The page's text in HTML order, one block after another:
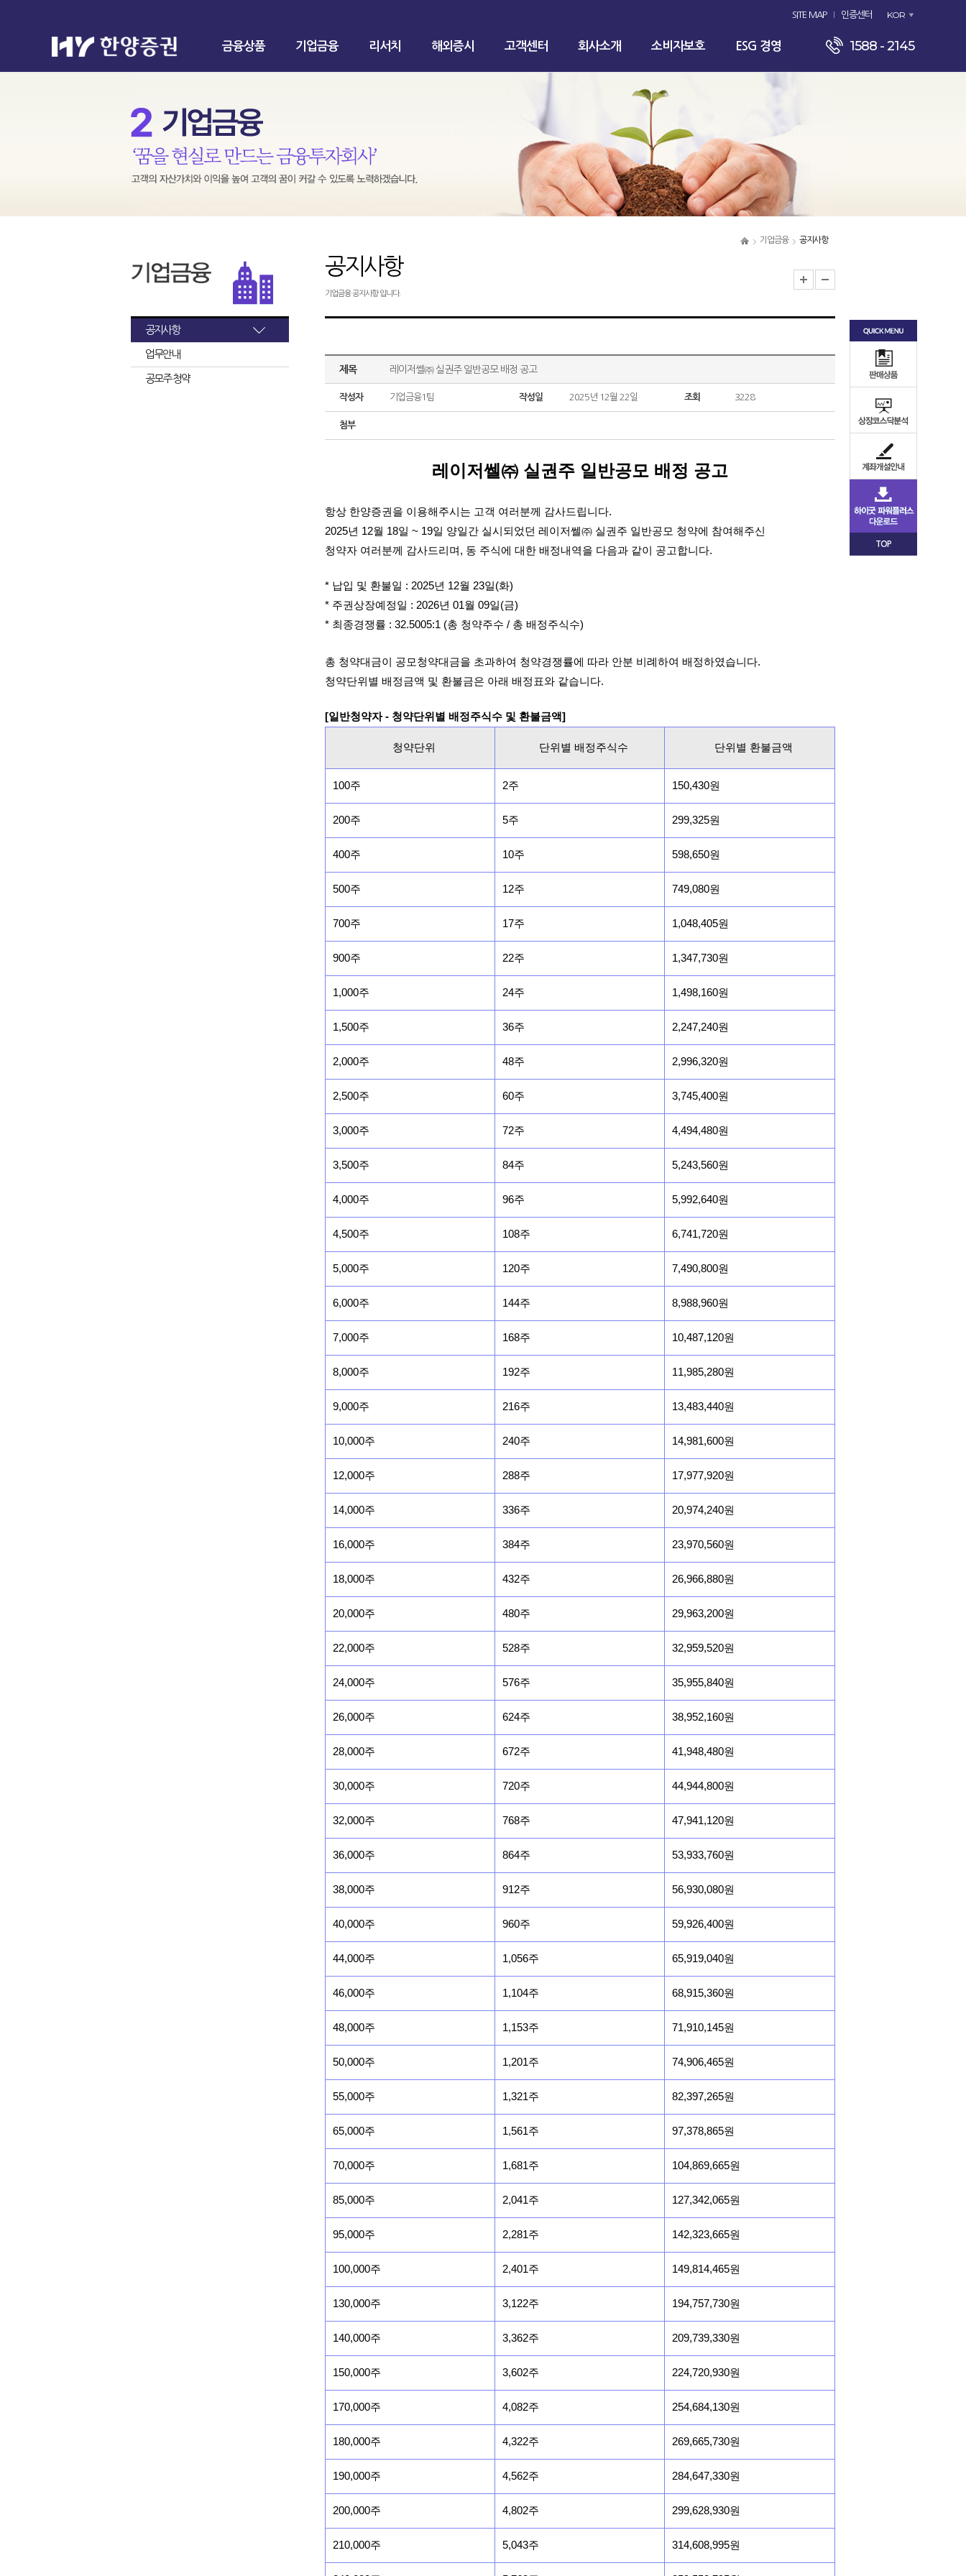
SITE MAP 인증센터 KOR
금융상품 기업금융 리서치 해외증시 고객센터 회사소개 소비자보호 ESG 경영 1588 - 2145
기업금융 공지사항
공지사항
업무안내
공모주 청약
공지사항
기업금융 공지사항 입니다.
제목 레이저쎌㈜ 실권주 일반공모 배정 공고
작성자 기업금융1팀 작성일 2025년 12월 22일 조회 3228
첨부
레이저쎌㈜ 실권주 일반공모 배정 공고
항상 한양증권을 이용해주시는 고객 여러분께 감사드립니다.
2025년 12월 18일 ~ 19일 양일간 실시되었던 레이저쎌㈜ 실권주 일반공모 청약에 참여해주신
청약자 여러분께 감사드리며, 동 주식에 대한 배정내역을 다음과 같이 공고합니다.
* 납입 및 환불일 : 2025년 12월 23일(화)
* 주권상장예정일 : 2026년 01월 09일(금)
* 최종경쟁률 : 32.5005:1 (총 청약주수 / 총 배정주식수)
총 청약대금이 공모청약대금을 초과하여 청약경쟁률에 따라 안분 비례하여 배정하였습니다.
청약단위별 배정금액 및 환불금은 아래 배정표와 같습니다.
[일반청약자 - 청약단위별 배정주식수 및 환불금액]
청약단위 단위별 배정주식수 단위별 환불금액
100주 2주 150,430원
200주 5주 299,325원
400주 10주 598,650원
500주 12주 749,080원
700주 17주 1,048,405원
900주 22주 1,347,730원
1,000주 24주 1,498,160원
1,500주 36주 2,247,240원
2,000주 48주 2,996,320원
2,500주 60주 3,745,400원
3,000주 72주 4,494,480원
3,500주 84주 5,243,560원
4,000주 96주 5,992,640원
4,500주 108주 6,741,720원
5,000주 120주 7,490,800원
6,000주 144주 8,988,960원
7,000주 168주 10,487,120원
8,000주 192주 11,985,280원
9,000주 216주 13,483,440원
10,000주 240주 14,981,600원
12,000주 288주 17,977,920원
14,000주 336주 20,974,240원
16,000주 384주 23,970,560원
18,000주 432주 26,966,880원
20,000주 480주 29,963,200원
22,000주 528주 32,959,520원
24,000주 576주 35,955,840원
26,000주 624주 38,952,160원
28,000주 672주 41,948,480원
30,000주 720주 44,944,800원
32,000주 768주 47,941,120원
36,000주 864주 53,933,760원
38,000주 912주 56,930,080원
40,000주 960주 59,926,400원
44,000주 1,056주 65,919,040원
46,000주 1,104주 68,915,360원
48,000주 1,153주 71,910,145원
50,000주 1,201주 74,906,465원
55,000주 1,321주 82,397,265원
65,000주 1,561주 97,378,865원
70,000주 1,681주 104,869,665원
85,000주 2,041주 127,342,065원
95,000주 2,281주 142,323,665원
100,000주 2,401주 149,814,465원
130,000주 3,122주 194,757,730원
140,000주 3,362주 209,739,330원
150,000주 3,602주 224,720,930원
170,000주 4,082주 254,684,130원
180,000주 4,322주 269,665,730원
190,000주 4,562주 284,647,330원
200,000주 4,802주 299,628,930원
210,000주 5,043주 314,608,995원
TOP